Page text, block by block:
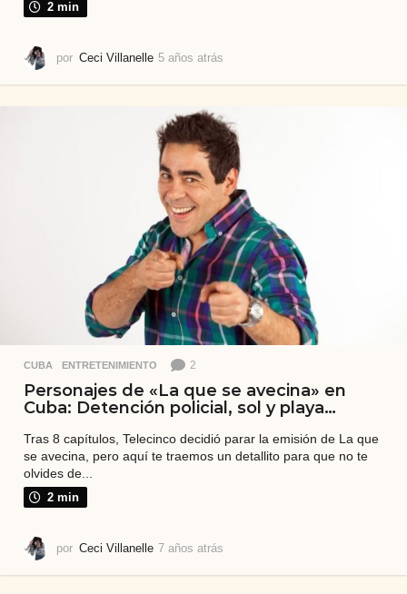
2 min
por Ceci Villanelle 5 años atrás
s
a
t
r
á
s
CUBA ,ENTRETENIMIENTO 2
Personajes de «La que se avecina» en
Cuba: Detención policial, sol y playa…
Tras 8 capítulos, Telecinco decidió parar la emisión de La que
se avecina, pero aquí te traemos un detallito para que no te
olvides de...
2 min
por Ceci Villanelle 7 años atrás